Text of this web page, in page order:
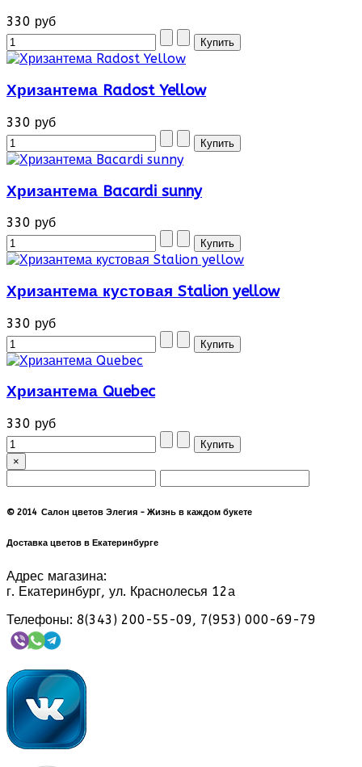
330 руб
Хризантема Radost Yellow
330 руб
Хризантема Bacardi sunny
330 руб
Хризантема кустовая Stalion yellow
330 руб
Хризантема Quebec
330 руб
×
© 2014 Салон цветов Элегия - Жизнь в каждом букете
Доставка цветов в Екатеринбурге
Адрес магазина:
г. Екатеринбург, ул. Краснолесья 12а
Телефоны: 8(343) 200-55-09, 7(953) 000-69-79